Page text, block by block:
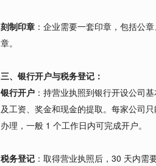
刻制印章 ：企业需要一套印章，包括公
章。
三、银行开户与税务登记：
银行开户 ：持营业执照到银行开设公司
及工资、奖金和现金的提取。每家公司
办理，一般 1 个工作日内可完成开户。
税务登记 ：取得营业执照后，30 天内